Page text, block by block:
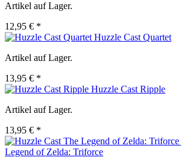
Artikel auf Lager.
12,95 € *
Huzzle Cast Quartet
Artikel auf Lager.
13,95 € *
Huzzle Cast Ripple
Artikel auf Lager.
13,95 € *
Legend of Zelda: Triforce